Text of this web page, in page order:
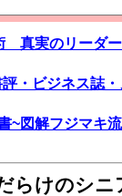
真実のリーダ
評・ビジネス誌
~図解フジマキ
らけのシ